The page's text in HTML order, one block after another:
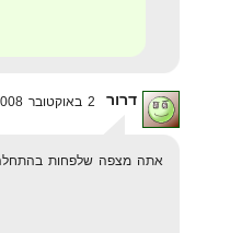
דרור
אתה מצפה שלפחות בהתחלה